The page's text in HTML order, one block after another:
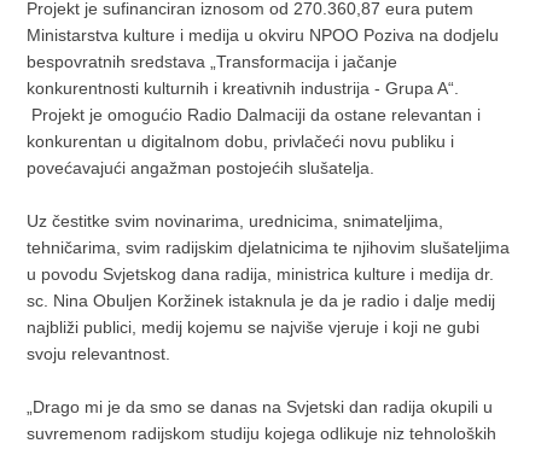
Projekt je sufinanciran iznosom od 270.360,87 eura putem
Ministarstva kulture i medija u okviru NPOO Poziva na dodjelu
bespovratnih sredstava „Transformacija i jačanje
konkurentnosti kulturnih i kreativnih industrija - Grupa A“.
Projekt je omogućio Radio Dalmaciji da ostane relevantan i
konkurentan u digitalnom dobu, privlačeći novu publiku i
povećavajući angažman postojećih slušatelja.
Uz čestitke svim novinarima, urednicima, snimateljima,
tehničarima, svim radijskim djelatnicima te njihovim slušateljima
u povodu Svjetskog dana radija, ministrica kulture i medija dr.
sc. Nina Obuljen Koržinek istaknula je da je radio i dalje medij
najbliži publici, medij kojemu se najviše vjeruje i koji ne gubi
svoju relevantnost.
„Drago mi je da smo se danas na Svjetski dan radija okupili u
suvremenom radijskom studiju kojega odlikuje niz tehnoloških